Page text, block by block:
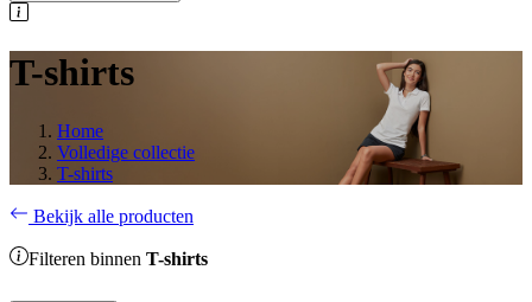
T-shirts
Home
Volledige collectie
T-shirts
Bekijk alle producten
Filteren binnen T-shirts